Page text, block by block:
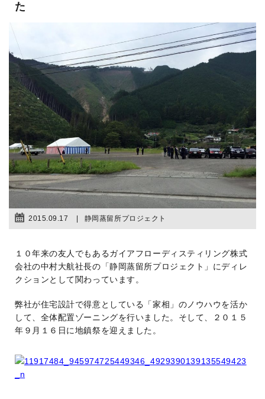
た
2015.09.17 静岡蒸留所プロジェクト
１０年来の友人でもあるガイアフローディスティリング株式
会社の中村大航社長の「静岡蒸留所プロジェクト」にディレ
クションとして関わっています。
弊社が住宅設計で得意としている「家相」のノウハウを活か
して、全体配置ゾーニングを行いました。そして、２０１５
年９月１６日に地鎮祭を迎えました。